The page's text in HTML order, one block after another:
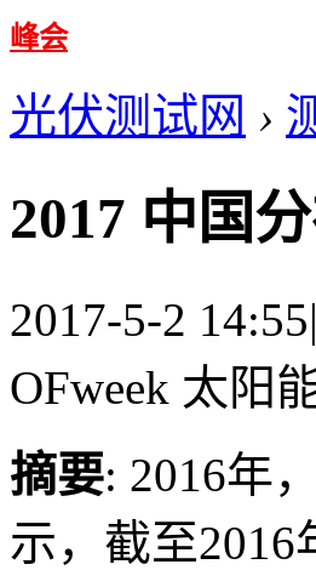
峰会
光伏测试网 ›
2017 中国
2017-5-2 14:55|
OFweek 太阳
摘要: 2016年
示，截至